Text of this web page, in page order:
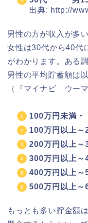
出典: http://
男性の方が収入が多
女性は30代から40代
がわかります。ある
男性の平均貯蓄額は
（『マイナビ ウーマ
100万円未満・
100万円以上～
200万円以上～
300万円以上～
400万円以上～
500万円以上～
もっとも多い貯金額